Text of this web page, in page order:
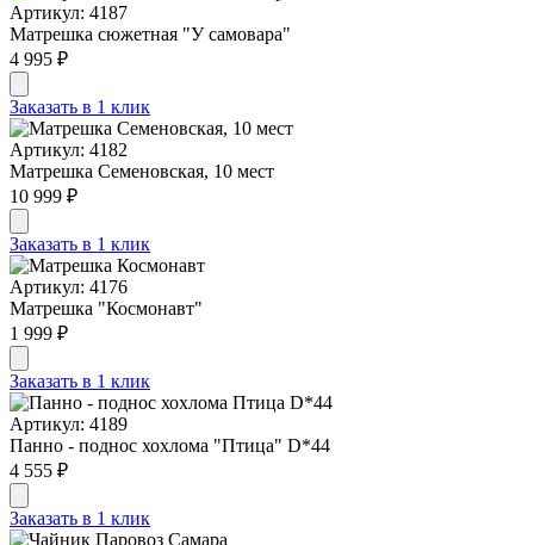
Артикул: 4187
Матрешка сюжетная "У самовара"
4 995 ₽
Заказать в 1 клик
Артикул: 4182
Матрешка Семеновская, 10 мест
10 999 ₽
Заказать в 1 клик
Артикул: 4176
Матрешка "Космонавт"
1 999 ₽
Заказать в 1 клик
Артикул: 4189
Панно - поднос хохлома "Птица" D*44
4 555 ₽
Заказать в 1 клик